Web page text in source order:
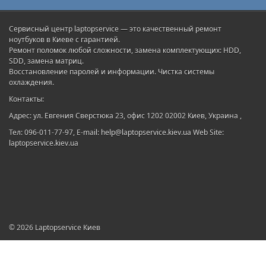
Сервисный центр laptopservice — это качественный ремонт
ноутбуков в Киеве с гарантией.
Ремонт поломок любой сложности, замена комплектующих: HDD,
SDD, замена матриц.
Восстановление паролей и информации. Чистка системы
охлаждения.
Контакты:
Адрес: ул. Евгения Сверстюка 23, офис 1202 02002 Киев, Украина ,
Тел: 096-011-77-97, E-mail: help@laptopservice.kiev.ua Web Site:
laptopservice.kiev.ua
© 2026 Laptopservice Киев